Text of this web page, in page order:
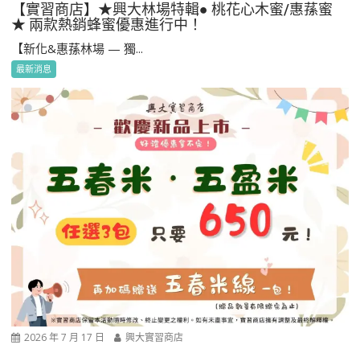
【實習商店】★興大林場特輯● 桃花心木蜜/惠蓀蜜
★ 兩款熱銷蜂蜜優惠進行中！
【新化&惠蓀林場 — 獨...
最新消息
2026 年 7 月 17 日 興大實習商店